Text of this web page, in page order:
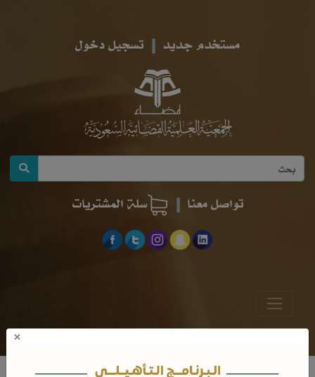
مستخدم جديد تسجيل دخول
تواصل معنا سلة المشتريات
×